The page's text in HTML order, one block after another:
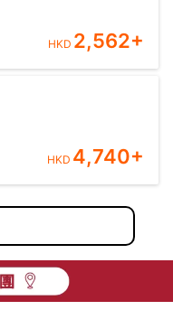
HKD 2,562+
HKD 4,740+